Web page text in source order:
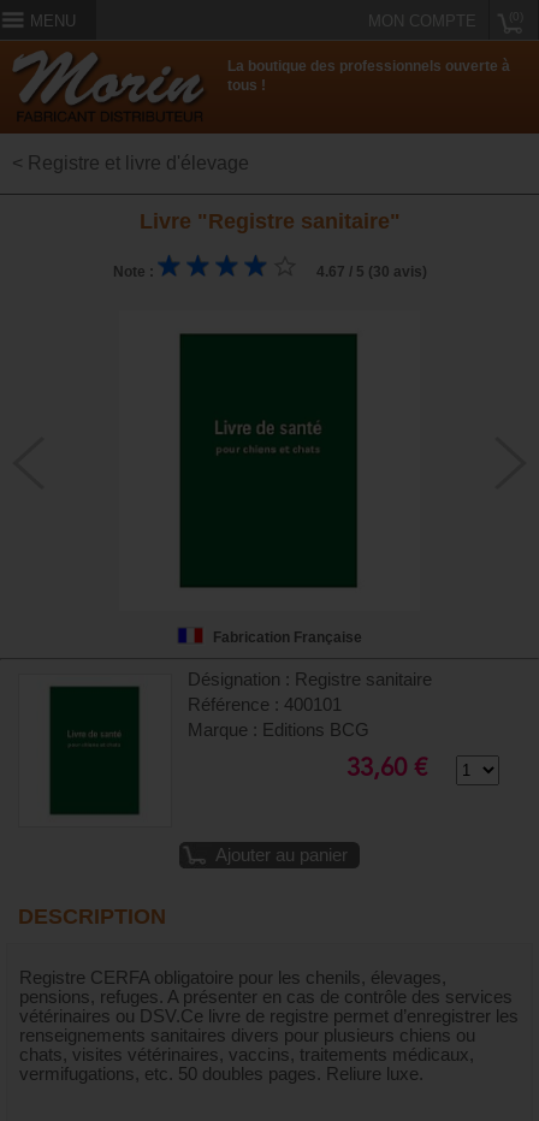
MENU MON COMPTE
La boutique des professionnels ouverte à
tous !
< Registre et livre d'élevage
Livre "Registre sanitaire"
Note : 4.67 / 5 (30 avis)
Fabrication Française
Désignation : Registre sanitaire
Référence : 400101
Marque : Editions BCG
33,60 €
Ajouter au panier
DESCRIPTION
Registre CERFA obligatoire pour les chenils, élevages,
pensions, refuges. A présenter en cas de contrôle des services
vétérinaires ou DSV.Ce livre de registre permet d’enregistrer les
renseignements sanitaires divers pour plusieurs chiens ou
chats, visites vétérinaires, vaccins, traitements médicaux,
vermifugations, etc. 50 doubles pages. Reliure luxe.